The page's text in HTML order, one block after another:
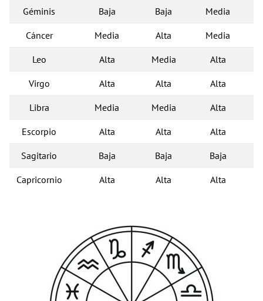
Géminis Baja Baja Media
Cáncer Media Alta Media
Leo Alta Media Alta
Virgo Alta Alta Alta
Libra Media Media Alta
Escorpio Alta Alta Alta
Sagitario Baja Baja Baja
Capricornio Alta Alta Alta